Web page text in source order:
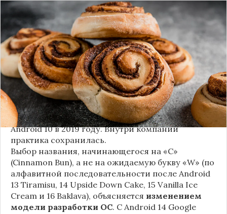
Стало известно внутреннее кодовое имя
следующей крупной версии Android. Как
сообщают источники, Android 17, релиз которой
ожидается в 2026 году, разрабатывается под
названием«Cinnamon Bun»(«Булочка с
корицей»).
Это решение продолжает знаменитую традицию
Google называть версии Android в честь
сладостей и десертов (Cupcake, Donut, KitKat и
т.д.), хотя компанияпрекратила публично
использовать эти именас момента выхода
Android 10 в 2019 году. Внутри компании
практика сохранилась.
Выбор названия, начинающегося на «C»
(Cinnamon Bun), а не на ожидаемую букву «W» (по
алфавитной последовательности после Android
13 Tiramisu, 14 Upside Down Cake, 15 Vanilla Ice
Cream и 16 Baklava), объясняется изменением
модели разработки ОС. С Android 14 Google